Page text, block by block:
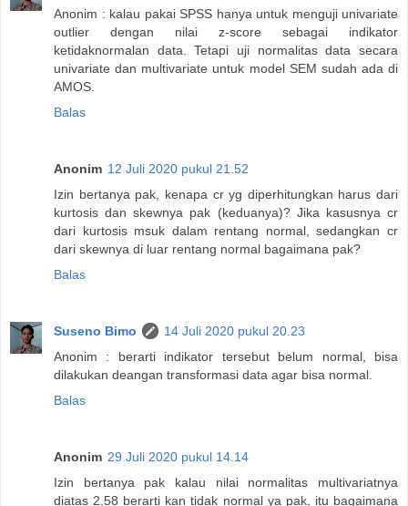
Anonim : kalau pakai SPSS hanya untuk menguji univariate
outlier dengan nilai z-score sebagai indikator
ketidaknormalan data. Tetapi uji normalitas data secara
univariate dan multivariate untuk model SEM sudah ada di
AMOS.
Balas
Anonim 12 Juli 2020 pukul 21.52
Izin bertanya pak, kenapa cr yg diperhitungkan harus dari
kurtosis dan skewnya pak (keduanya)? Jika kasusnya cr
dari kurtosis msuk dalam rentang normal, sedangkan cr
dari skewnya di luar rentang normal bagaimana pak?
Balas
Suseno Bimo
14 Juli 2020 pukul 20.23
Anonim : berarti indikator tersebut belum normal, bisa
dilakukan deangan transformasi data agar bisa normal.
Balas
Anonim 29 Juli 2020 pukul 14.14
Izin bertanya pak kalau nilai normalitas multivariatnya
diatas 2,58 berarti kan tidak normal ya pak, itu bagaimana